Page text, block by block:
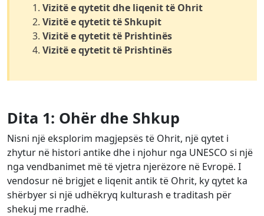
Vizitë e qytetit dhe liqenit të Ohrit
Vizitë e qytetit të Shkupit
Vizitë e qytetit të Prishtinës
Vizitë e qytetit të Prishtinës
Dita 1: Ohër dhe Shkup
Nisni një eksplorim magjepsës të Ohrit, një qytet i
zhytur në histori antike dhe i njohur nga UNESCO si një
nga vendbanimet më të vjetra njerëzore në Evropë. I
vendosur në brigjet e liqenit antik të Ohrit, ky qytet ka
shërbyer si një udhëkryq kulturash e traditash për
shekuj me rradhë.